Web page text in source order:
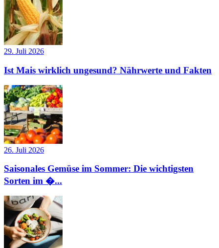
29. Juli 2026
Ist Mais wirklich ungesund? Nährwerte und Fakten
26. Juli 2026
Saisonales Gemüse im Sommer: Die wichtigsten
Sorten im �...